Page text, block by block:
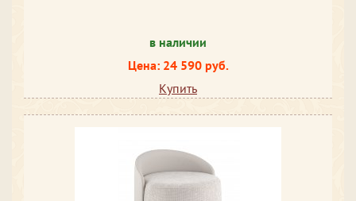
в наличии
Цена: 24 590 руб.
Купить